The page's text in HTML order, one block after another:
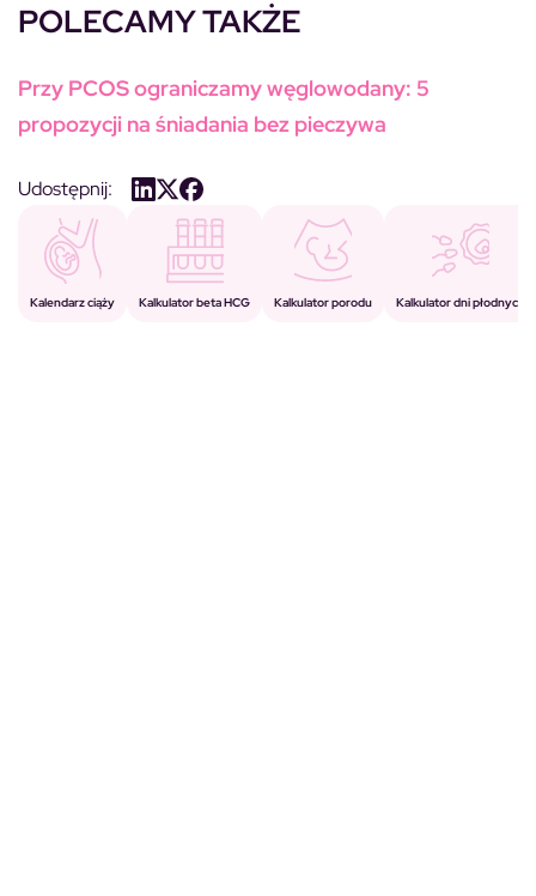
POLECAMY TAKŻE
Przy PCOS ograniczamy węglowodany: 5
propozycji na śniadania bez pieczywa
Udostępnij:
Kalendarz ciąży Kalkulator beta HCG Kalkulator porodu Kalkulator dni płodnych